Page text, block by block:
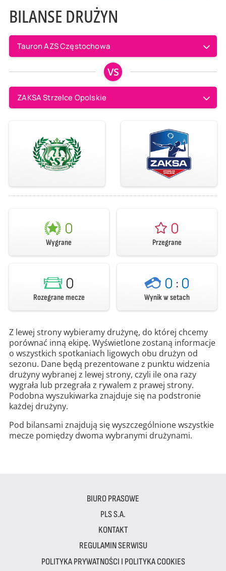
BILANSE DRUŻYN
Tauron AZS Częstochowa
VS
ZAKSA Strzelce Opolskie
0
Wygrane
0
Przegrane
0
Rozegrane mecze
0 : 0
Wynik w setach
Z lewej strony wybieramy drużynę, do której chcemy
porównać inną ekipę. Wyświetlone zostaną informacje
o wszystkich spotkaniach ligowych obu drużyn od
sezonu. Dane będą prezentowane z punktu widzenia
drużyny wybranej z lewej strony, czyli ile ona razy
wygrała lub przegrała z rywalem z prawej strony.
Podobna wyszukiwarka znajduje się na podstronie
każdej drużyny.
Pod bilansami znajdują się wyszczególnione wszystkie
mecze pomiędzy dwoma wybranymi drużynami.
BIURO PRASOWE
PLS S.A.
KONTAKT
REGULAMIN SERWISU
POLITYKA PRYWATNOŚCI I POLITYKA COOKIES